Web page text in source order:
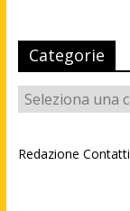
Categorie
Categorie
Redazione Contatti